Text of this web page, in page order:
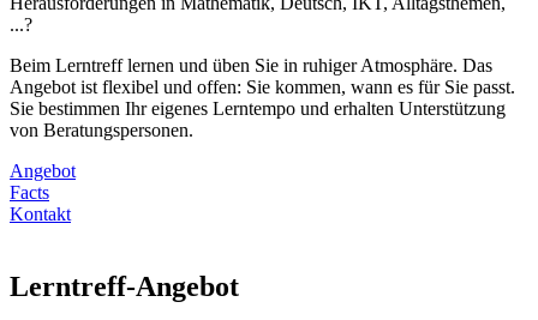
...?
Beim Lerntreff lernen und üben Sie in ruhiger Atmosphäre. Das
Angebot ist flexibel und offen: Sie kommen, wann es für Sie passt.
Sie bestimmen Ihr eigenes Lerntempo und erhalten Unterstützung
von Beratungspersonen.
Angebot
Facts
Kontakt
Lerntreff-Angebot